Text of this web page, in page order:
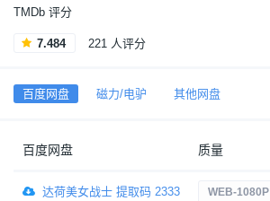
TMDb 评分
7.484 221 人评分
百度网盘 磁力/电驴 其他网盘
百度网盘 质量
达荷美女战士 提取码 2333 WEB-1080P